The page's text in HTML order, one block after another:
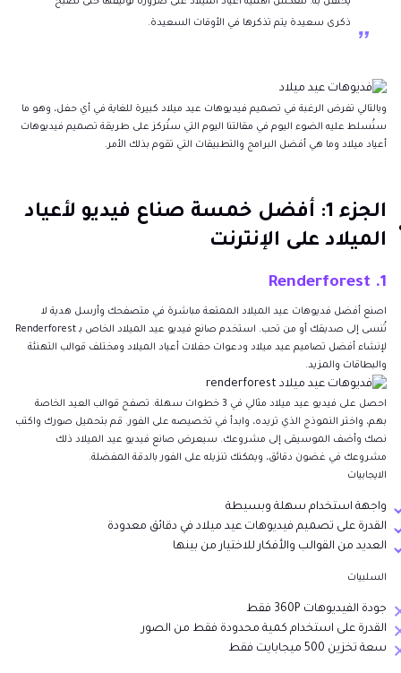
ذكرى سعيدة يتم تذكرها في الأوقات السعيدة.
وبالتالي تفرض الرغبة في تصميم فيديوهات عيد ميلاد كبيرة للغاية في أي حفل، وهو ما
سنُسلط عليه الضوء اليوم في مقالتنا اليوم التي ستُركز على طريقة تصميم فيديوهات
أعياد ميلاد وما هي أفضل البرامج والتطبيقات التي تقوم بذلك الأمر.
الجزء 1: أفضل خمسة صناع فيديو لأعياد
الميلاد على الإنترنت
1. Renderforest
اصنع أفضل فديوهات عيد الميلاد الممتعة مباشرة في متصفحك وأرسل هدية لا
تُنسى إلى صديقك أو من تحب. استخدم صانع فيديو عيد الميلاد الخاص بـ Renderforest
لإنشاء أفضل تصاميم عيد ميلاد ودعوات حفلات أعياد الميلاد ومختلف قوالب التهنئة
والبطاقات والمزيد.
احصل على فيديو عيد ميلاد مثالي في 3 خطوات سهلة. تصفح قوالب العيد الخاصة
بهم، واختر النموذج الذي تريده، وابدأ في تخصيصه على الفور. قم بتحميل صورك واكتب
نصك وأضف الموسيقى إلى مشروعك. سيعرض صانع فيديو عيد الميلاد ذلك
مشروعك في غضون دقائق، ويمكنك تنزيله على الفور بالدقة المفضلة.
الايجابيات
واجهة استخدام سهلة وبسيطة
القدرة على تصميم فيديوهات عيد ميلاد في دقائق معدودة
العديد من القوالب والأفكار للاختيار من بينها
السلبيات
جودة الفيديوهات 360P فقط
القدرة على استخدام كمية محدودة فقط من الصور
سعة تخزين 500 ميجابايت فقط